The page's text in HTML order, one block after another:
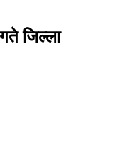
जिल्ला